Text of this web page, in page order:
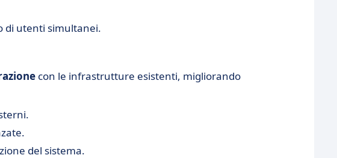
di utenti simultanei.
con le infrastrutture esistenti, migliorando
del sistema.